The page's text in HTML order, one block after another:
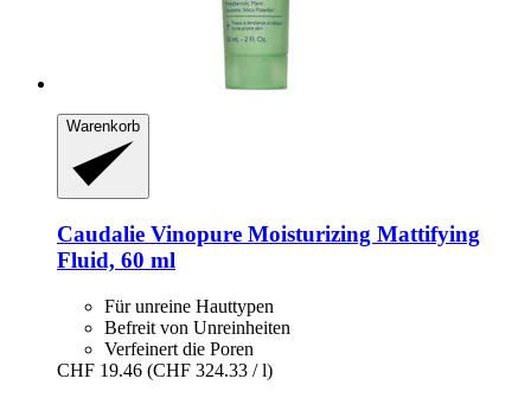
Warenkorb
Caudalie Vinopure Moisturizing Mattifying
Fluid, 60 ml
Für unreine Hauttypen
Befreit von Unreinheiten
Verfeinert die Poren
CHF 19.46 (CHF 324.33 / l)